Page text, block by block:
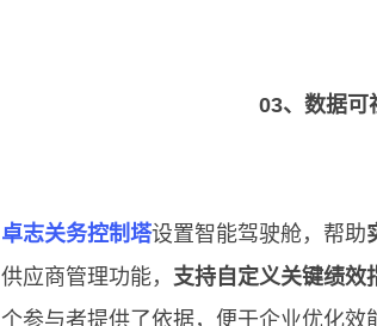
03、数据可
卓志关务控制塔设置智能驾驶舱，帮助
供应商管理功能， 支持自定义关键绩效
个参与者提供了依据，便于企业优化效